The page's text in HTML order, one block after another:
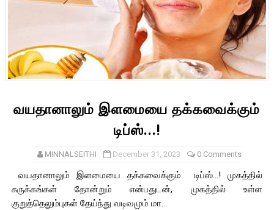
வயதானாலும் இளமையை தக்கவைக்கும்
டிப்ஸ்...!
MINNALSEITHI December 31, 2023 0 Comments
வயதானாலும் இளமையை தக்கவைக்கும் டிப்ஸ்...! முகத்தில்
சுருக்கங்கள் தோன்றும் என்பதுடன், முகத்தில் உள்ள
குறுத்தெலும்புகள் தேய்ந்து வடிவமும் மா...